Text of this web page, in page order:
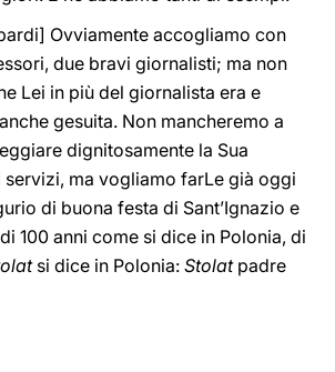
Ovviamente accogliamo con
due bravi giornalisti; ma non
Lei in più del giornalista era e
gesuita. Non mancheremo a
dignitosamente la Sua
ma vogliamo farLe già oggi
di buona festa di Sant’Ignazio e
100 anni come si dice in Polonia, di
si dice in Polonia: Stolatpadre